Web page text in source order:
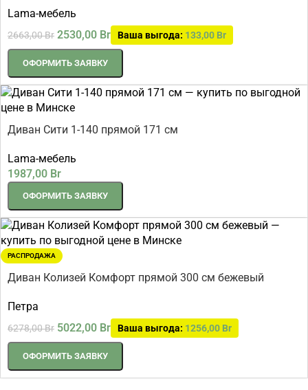
Lama-мебель
2663,00Br 2530,00 Br Ваша выгода: 133,00 Br
ОФОРМИТЬ ЗАЯВКУ
Диван Сити 1-140 прямой 171 см
Lama-мебель
1987,00 Br
ОФОРМИТЬ ЗАЯВКУ
РАСПРОДАЖА
Диван Колизей Комфорт прямой 300 см бежевый
Петра
6278,00Br 5022,00 Br Ваша выгода: 1256,00 Br
ОФОРМИТЬ ЗАЯВКУ